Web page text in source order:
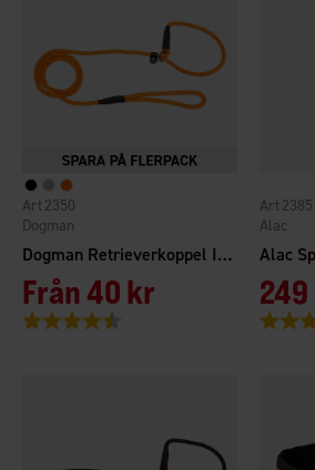
Dogman Retrieverkoppel Iris
Dogman
2350
Från40 kr
Betyg:
Alac
2385
Betyg: